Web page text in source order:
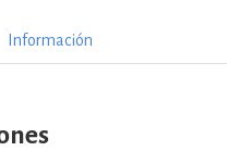
Información